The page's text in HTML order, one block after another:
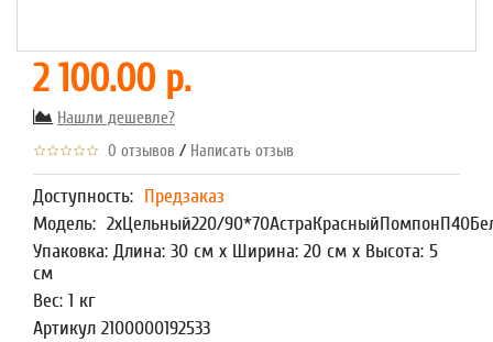
2 100.00 р.
Нашли дешевле?
0 отзывов / Написать отзыв
Доступность: Предзаказ
Модель: 2хЦельный220/
Упаковка: Длина: 30 см x Ширина: 20 см x Высота: 5
см
Вес: 1 кг
Артикул 2100000192533